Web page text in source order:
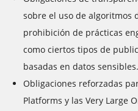
sobre el uso de algoritmos
prohibición de prácticas
como ciertos tipos de
basadas en datos sensibles.
Obligaciones reforzadas
Platforms y las Very Large